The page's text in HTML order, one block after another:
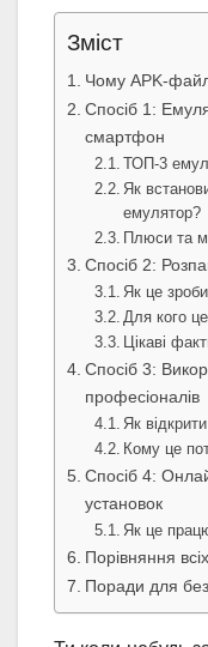
Зміст
Чому APK-
Спосіб 1:
смартфон
ТОП-3
Як
емулятор?
Плюси та
Спосіб 2:
Як це
Для кого
Цікаві
Спосіб 3:
професіоналів
Як
Кому це
Спосіб 4:
установок
Як це
Порівняння
Поради для